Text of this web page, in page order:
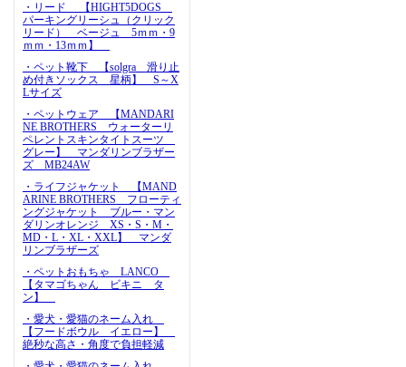
・リード 【HIGHT5DOGS
パーキングリーシュ（クリック
リード） ベージュ 5ｍｍ・9
ｍｍ・13ｍｍ】
・ペット靴下 【solgra 滑り止
め付きソックス 星柄】 S～X
Lサイズ
・ペットウェア 【MANDARI
NE BROTHERS ウォーターリ
ペレントスキンタイトスーツ
グレー】 マンダリンブラザー
ズ MB24AW
・ライフジャケット 【MAND
ARINE BROTHERS フローティ
ングジャケット ブルー・マン
ダリンオレンジ XS・S・M・
MD・L・XL・XXL】 マンダ
リンブラザーズ
・ペットおもちゃ LANCO
【タマゴちゃん ビキニ タ
ン】
・愛犬・愛猫のネーム入れ
【フードボウル イエロー】
絶秒な高さ・角度で負担軽減